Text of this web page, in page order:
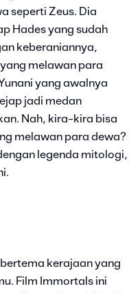
seperti Zeus. Dia
Hades yang sudah
keberaniannya,
melawan para
yang awalnya
jadi medan
Nah, kira-kira bisa
melawan para dewa?
legenda mitologi,
kerajaan yang
Film Immortals ini